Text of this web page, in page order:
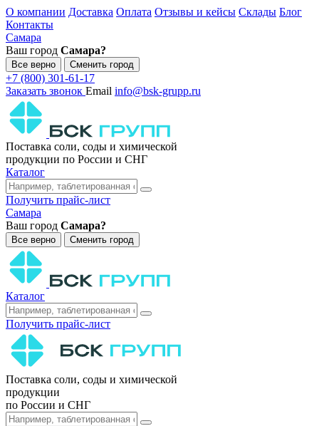
О компании Доставка Оплата Отзывы и кейсы Склады Блог
Контакты
Самара
Ваш город Самара?
Все верно Сменить город
+7 (800) 301-61-17
Заказать звонок Email info@bsk-grupp.ru
Поставка соли, соды и химической
продукции по России и СНГ
Каталог
Получить прайс-лист
Самара
Ваш город Самара?
Все верно Сменить город
Каталог
Получить прайс-лист
Поставка соли, соды и химической
продукции
по России и СНГ